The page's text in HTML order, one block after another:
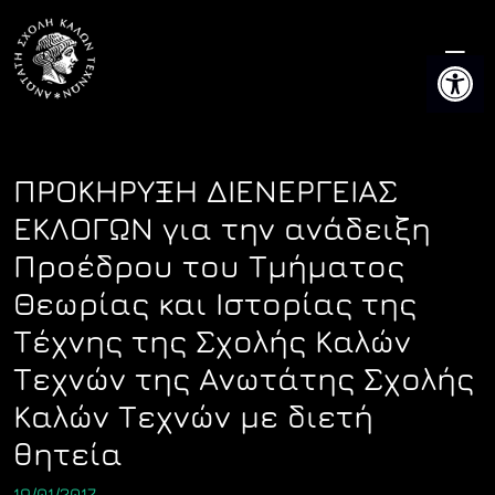
content
ΠΡΟΚΗΡΥΞΗ ΔΙΕΝΕΡΓΕΙΑΣ
ΕΚΛΟΓΩΝ για την ανάδειξη
Προέδρου του Τμήματος
Θεωρίας και Ιστορίας της
Τέχνης της Σχολής Καλών
Τεχνών της Ανωτάτης Σχολής
Καλών Τεχνών με διετή
θητεία